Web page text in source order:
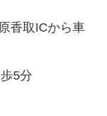
香取ICから車
5分